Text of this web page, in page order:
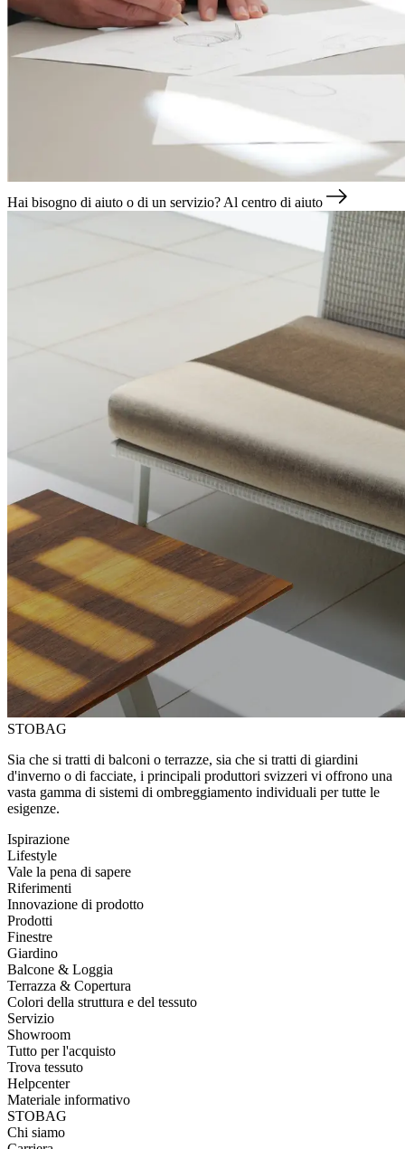
Hai bisogno di aiuto o di un servizio? Al centro di aiuto
STOBAG
Sia che si tratti di balconi o terrazze, sia che si tratti di giardini
d'inverno o di facciate, i principali produttori svizzeri vi offrono una
vasta gamma di sistemi di ombreggiamento individuali per tutte le
esigenze.
Ispirazione
Lifestyle
Vale la pena di sapere
Riferimenti
Innovazione di prodotto
Prodotti
Finestre
Giardino
Balcone & Loggia
Terrazza & Copertura
Colori della struttura e del tessuto
Servizio
Showroom
Tutto per l'acquisto
Trova tessuto
Helpcenter
Materiale informativo
STOBAG
Chi siamo